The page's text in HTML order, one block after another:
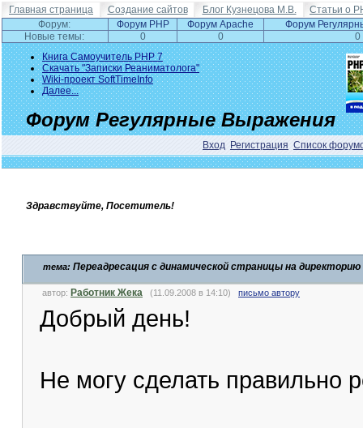
Главная страница Создание сайтов Блог Кузнецова М.В.
Статьи о
Форум:
Форум PHP Форум Apache
Форум
Новые темы:
0 0
0
Книга Самоучитель PHP 7
Скачать "Записки Реаниматолога"
Wiki-проект SoftTimeInfo
Далее...
Форум Регулярные Выражения
Вход Регистрация Список
Здравствуйте, Посетитель!
тема: Переадресация с динамической страницы на
автор: Работник Жека (11.09.2008 в 14:10) письмо автору
Добрый день!
Не могу сделать правильно